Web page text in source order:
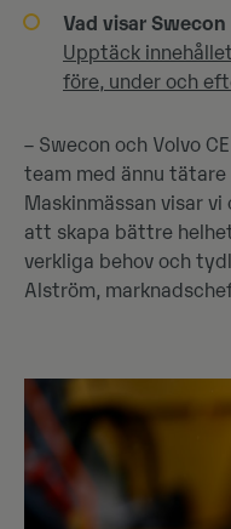
Vad visar
Upptäck
före, under och
– Swecon och Volvo
team med ännu tätare
Maskinmässan visar
att skapa bättre
verkliga behov och
Alström,